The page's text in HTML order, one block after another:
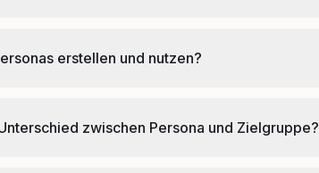
erstellen und nutzen?
zwischen Persona und Zielgruppe?